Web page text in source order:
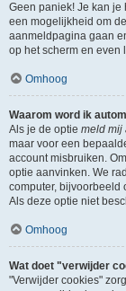
Geen paniek! Je kan je
een mogelijkheid om
aanmeldpagina gaan
op het scherm en even
Omhoog
Waarom word ik
Als je de optie meld mij
maar voor een
account misbruiken.
optie aanvinken. We
computer, bijvoorbeeld
Als deze optie niet
Omhoog
Wat doet "verwijder
"Verwijder cookies"